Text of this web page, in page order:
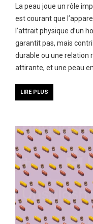
La peau joue un rôle
est courant que
l’attrait physique d’un
garantit pas, mais
durable ou une relation
attirante, et une peau
LIRE PLUS